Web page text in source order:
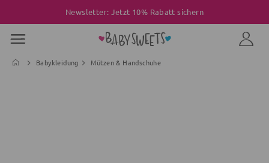
Newsletter: Jetzt 10% Rabatt sichern
Babykleidung Mützen & Handschuhe